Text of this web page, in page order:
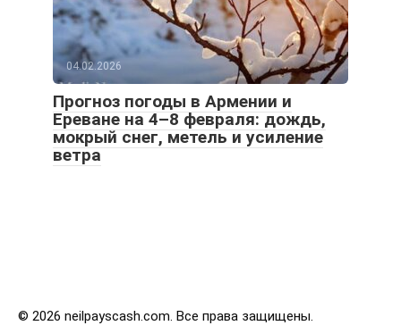
04.02.2026
Прогноз погоды в Армении и
Ереване на 4–8 февраля: дождь,
мокрый снег, метель и усиление
ветра
© 2026 neilpayscash.com. Все права защищены.